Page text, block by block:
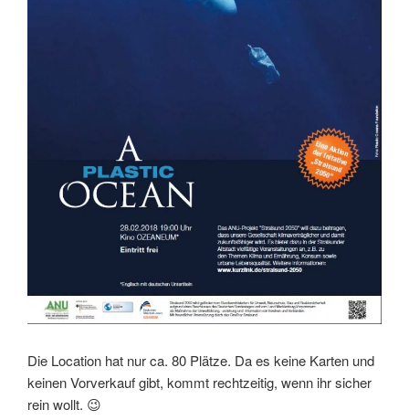
Die Location hat nur ca. 80 Plätze. Da es keine Karten und
keinen Vorverkauf gibt, kommt rechtzeitig, wenn ihr sicher
rein wollt. 😉